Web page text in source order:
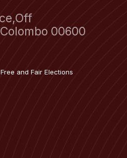
00600
and Fair Elections